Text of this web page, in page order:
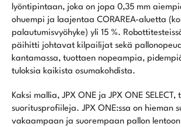
lyöntipintaan, joka on jopa 0,35 mm
ohuempi ja laajentaa CORAREA-aluetta
palautumisvyöhyke) yli 15 %.
päihitti johtavat kilpailijat sekä
kantamassa, tuottaen nopeampia,
tuloksia kaikista osumakohdista.
Kaksi mallia, JPX ONE ja JPX ONE
suoritusprofiileja. JPX ONE:ssa on hieman
vakaampaan ja suorempaan pallon